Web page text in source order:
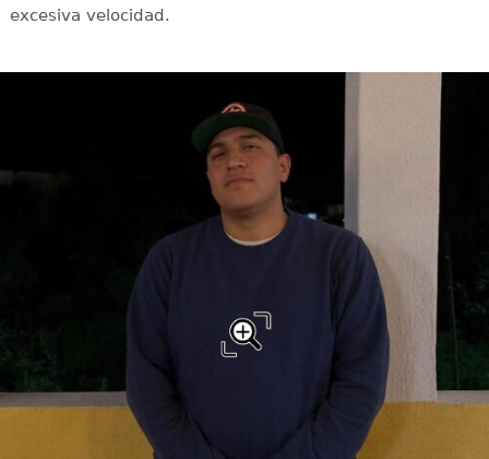
excesiva velocidad.